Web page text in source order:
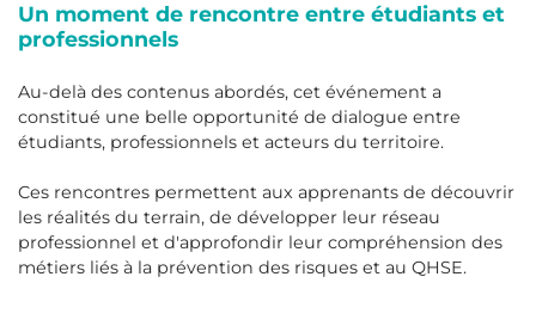
Un moment de rencontre entre étudiants et
professionnels
Au-delà des contenus abordés, cet événement a
constitué une belle opportunité de dialogue entre
étudiants, professionnels et acteurs du territoire.
Ces rencontres permettent aux apprenants de découvrir
les réalités du terrain, de développer leur réseau
professionnel et d'approfondir leur compréhension des
métiers liés à la prévention des risques et au QHSE.